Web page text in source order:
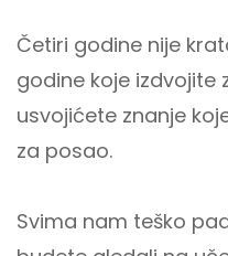
Četiri godine nije
godine koje izdvojite
usvojićete znanje
za posao.
Svima nam teško